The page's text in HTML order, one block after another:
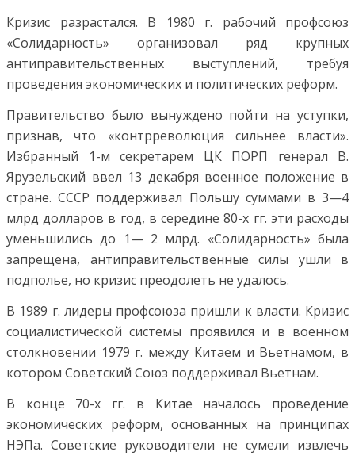
Кризис разрастался. В 1980 г. рабочий профсоюз
«Солидарность» организовал ряд крупных
антиправительственных выступлений, требуя
проведения экономических и политических реформ.
Правительство было вынуждено пойти на уступки,
признав, что «контрреволюция сильнее власти».
Избранный 1-м секретарем ЦК ПОРП генерал В.
Ярузельский ввел 13 декабря военное положение в
стране. СССР поддерживал Польшу суммами в 3—4
млрд долларов в год, в середине 80-х гг. эти расходы
уменьшились до 1— 2 млрд. «Солидарность» была
запрещена, антиправительственные силы ушли в
подполье, но кризис преодолеть не удалось.
В 1989 г. лидеры профсоюза пришли к власти. Кризис
социалистической системы проявился и в военном
столкновении 1979 г. между Китаем и Вьетнамом, в
котором Советский Союз поддерживал Вьетнам.
В конце 70-х гг. в Китае началось проведение
экономических реформ, основанных на принципах
НЭПа. Советские руководители не сумели извлечь